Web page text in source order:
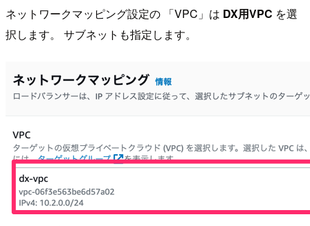
ネットワークマッピング設定の 「VPC」は DX用VPC を選
択します。 サブネットも指定します。